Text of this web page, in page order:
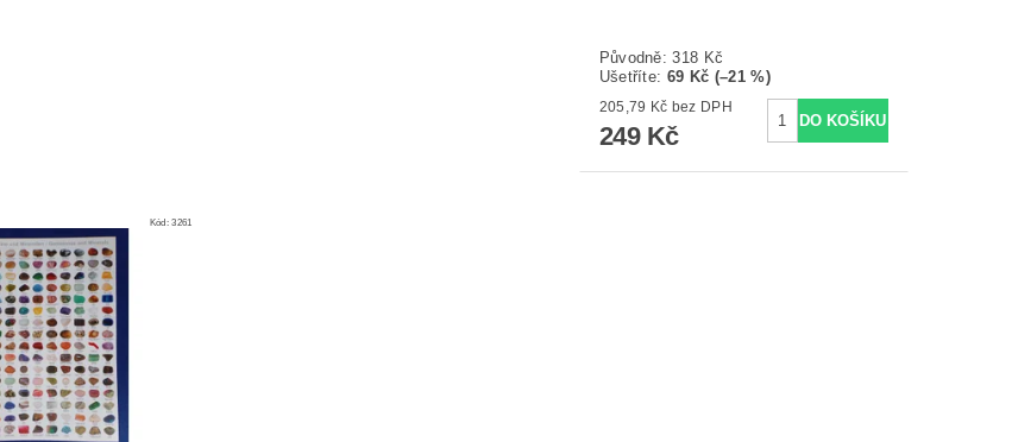
Původně:318 Kč
Ušetříte: 69 Kč (–21 %)
205,79 Kč bez DPH
249 Kč
Kód:3261